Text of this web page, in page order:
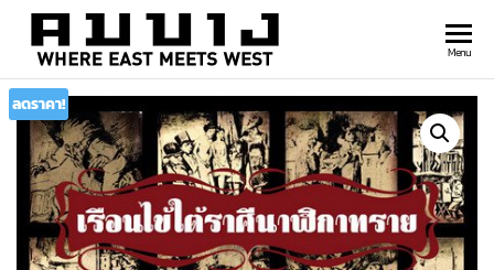
พิมพ์
คมบาง
east
meets
west
Menu
ลดราคา!